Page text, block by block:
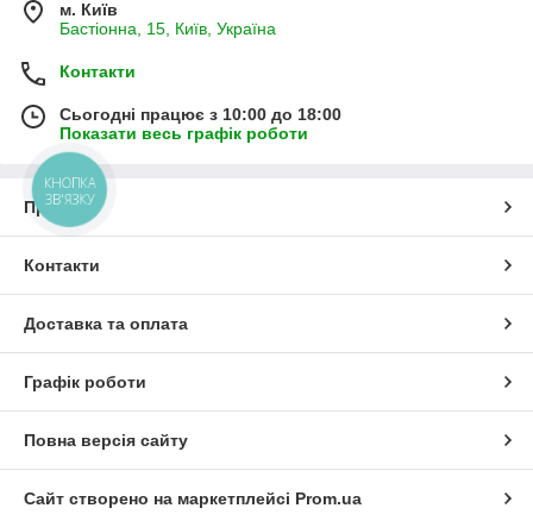
м. Київ
Бастіонна, 15, Київ, Україна
Контакти
Сьогодні працює з 10:00 до 18:00
Показати весь графік роботи
Про нас
Контакти
Доставка та оплата
Графік роботи
Повна версія сайту
Сайт створено на маркетплейсі Prom.ua
КНОПКА
ЗВ'ЯЗКУ